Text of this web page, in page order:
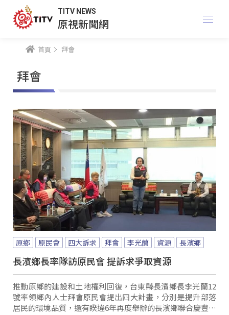
TITV NEWS
原視新聞網
首頁 拜會
拜會
原鄉 原民會 四大訴求 拜會 李光蘭 資源 長濱鄉
長濱鄉長率隊訪原民會 提訴求爭取資源
推動原鄉的建設和土地權利回復，台東縣長濱鄉長李光蘭12
號率領鄉內人士拜會原民會提出四大計畫，分別是提升部落
居民的環境品質，還有睽違6年再度舉辦的長濱鄉聯合慶豐收